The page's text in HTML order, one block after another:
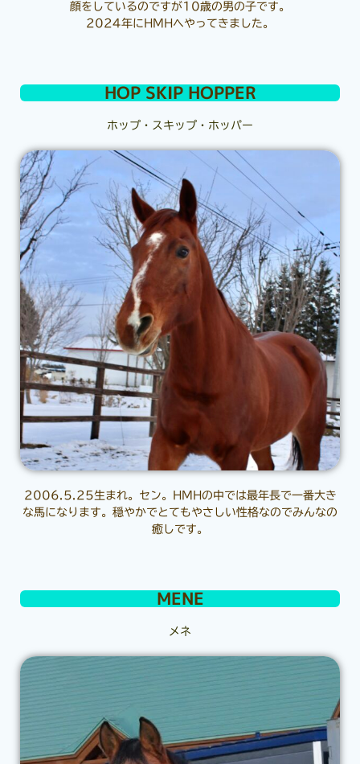
顔をしているのですが10歳の男の子です。
2024年にHMHへやってきました。
HOP SKIP HOPPER
ホップ・スキップ・ホッパー
2006.5.25生まれ。セン。HMHの中では最年長で一番大き
な馬になります。穏やかでとてもやさしい性格なのでみんなの
癒しです。
MENE
メネ